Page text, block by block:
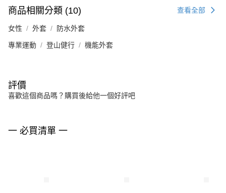
商品相關分類 (10) 查看全部
女性 外套 防水外套
專業運動 登山健行 機能外套
評價
喜歡這個商品嗎？購買後給他一個好評吧
一 必買清單 一